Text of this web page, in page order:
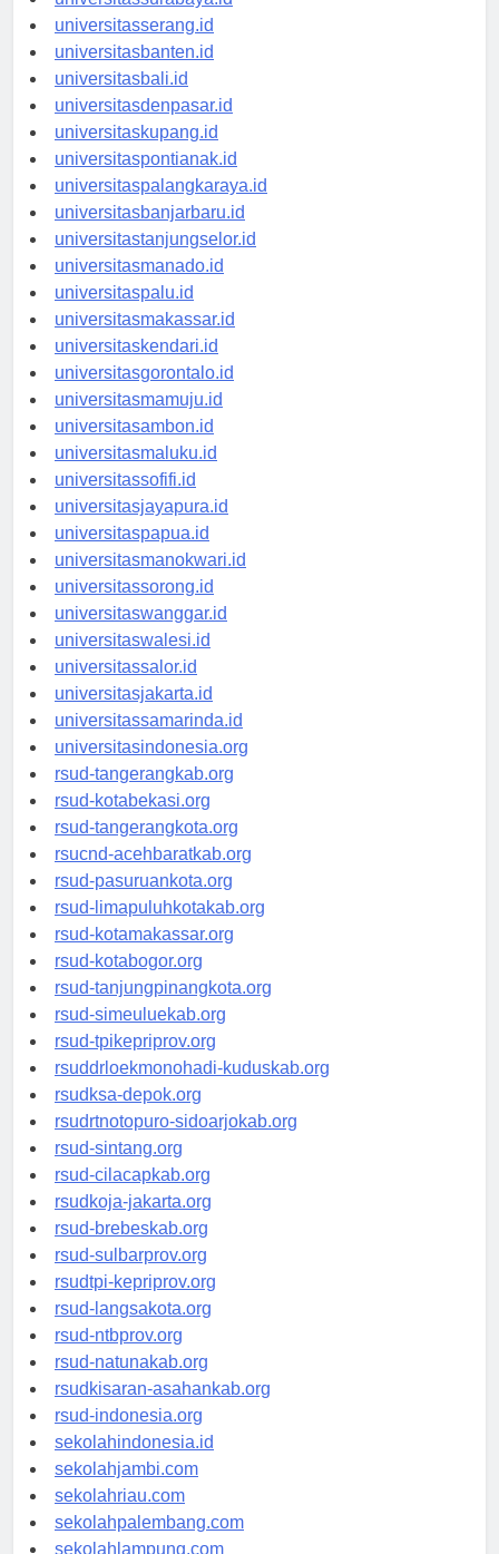
universitassurabaya.id
universitasserang.id
universitasbanten.id
universitasbali.id
universitasdenpasar.id
universitaskupang.id
universitaspontianak.id
universitaspalangkaraya.id
universitasbanjarbaru.id
universitastanjungselor.id
universitasmanado.id
universitaspalu.id
universitasmakassar.id
universitaskendari.id
universitasgorontalo.id
universitasmamuju.id
universitasambon.id
universitasmaluku.id
universitassofifi.id
universitasjayapura.id
universitaspapua.id
universitasmanokwari.id
universitassorong.id
universitaswanggar.id
universitaswalesi.id
universitassalor.id
universitasjakarta.id
universitassamarinda.id
universitasindonesia.org
rsud-tangerangkab.org
rsud-kotabekasi.org
rsud-tangerangkota.org
rsucnd-acehbaratkab.org
rsud-pasuruankota.org
rsud-limapuluhkotakab.org
rsud-kotamakassar.org
rsud-kotabogor.org
rsud-tanjungpinangkota.org
rsud-simeuluekab.org
rsud-tpikepriprov.org
rsuddrloekmonohadi-kuduskab.org
rsudksa-depok.org
rsudrtnotopuro-sidoarjokab.org
rsud-sintang.org
rsud-cilacapkab.org
rsudkoja-jakarta.org
rsud-brebeskab.org
rsud-sulbarprov.org
rsudtpi-kepriprov.org
rsud-langsakota.org
rsud-ntbprov.org
rsud-natunakab.org
rsudkisaran-asahankab.org
rsud-indonesia.org
sekolahindonesia.id
sekolahjambi.com
sekolahriau.com
sekolahpalembang.com